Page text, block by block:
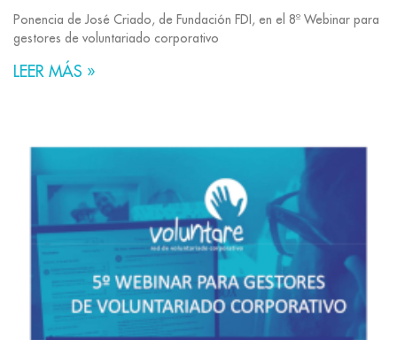
Ponencia de José Criado, de Fundación FDI, en el 8º Webinar para
gestores de voluntariado corporativo
LEER MÁS »